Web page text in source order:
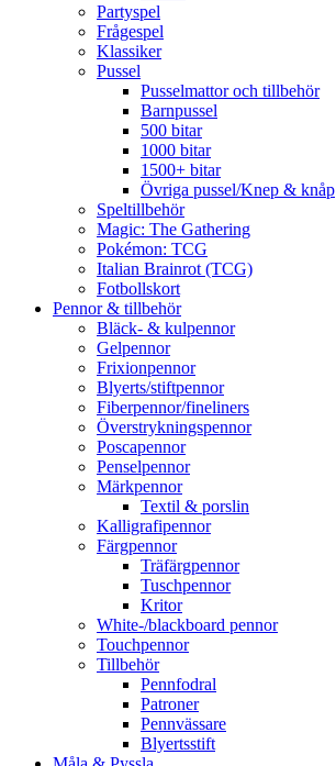
Partyspel
Frågespel
Klassiker
Pussel
Pusselmattor och tillbehör
Barnpussel
500 bitar
1000 bitar
1500+ bitar
Övriga pussel/Knep & knåp
Speltillbehör
Magic: The Gathering
Pokémon: TCG
Italian Brainrot (TCG)
Fotbollskort
Pennor & tillbehör
Bläck- & kulpennor
Gelpennor
Frixionpennor
Blyerts/stiftpennor
Fiberpennor/fineliners
Överstrykningspennor
Poscapennor
Penselpennor
Märkpennor
Textil & porslin
Kalligrafipennor
Färgpennor
Träfärgpennor
Tuschpennor
Kritor
White-/blackboard pennor
Touchpennor
Tillbehör
Pennfodral
Patroner
Pennvässare
Blyertsstift